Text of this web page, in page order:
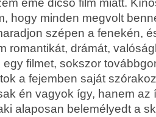
eme dicső film miatt.
hogy minden megvolt
szépen a fenekén,
romantikát, drámát,
filmet, sokszor
a fejemben saját
én vagyok így, hanem az
alaposan belemélyedt a